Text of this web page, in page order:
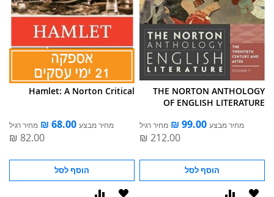
THE NORTON ANTHOLOGY
OF ENGLISH LITERATURE
מחיר מבצע מחיר רגיל
הוסף לסל
הוסף
Hamlet: A Norton Critical
מחיר מבצע מחיר רגיל
הוסף לסל
הוסף